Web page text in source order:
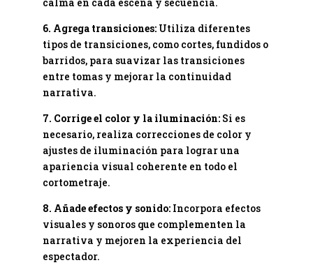
6. Agrega transiciones:Utiliza diferentes
tipos de transiciones, como cortes, fundidos o
barridos, para suavizar las transiciones
entre tomas y mejorar la continuidad
narrativa.
7. Corrige el color y la iluminación:Si es
necesario, realiza correcciones de color y
ajustes de iluminación para lograr una
apariencia visual coherente en todo el
cortometraje.
8. Añade efectos y sonido:Incorpora efectos
visuales y sonoros que complementen la
narrativa y mejoren la experiencia del
espectador.